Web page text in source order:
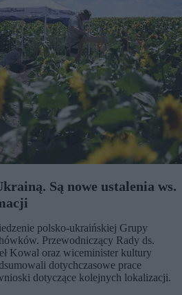
Są nowe ustalenia ws.
polsko-ukraińskiej Grupy
Przewodniczący Rady ds.
Kowal oraz wiceminister kultury
dotychczasowe prace
dotyczące kolejnych lokalizacji.